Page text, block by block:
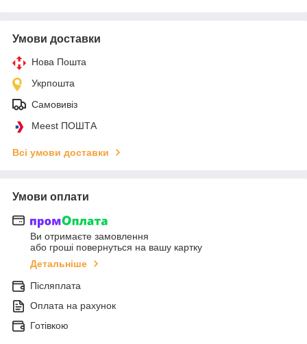
Умови доставки
Нова Пошта
Укрпошта
Самовивіз
Meest ПОШТА
Всі умови доставки
Умови оплати
Ви отримаєте замовлення
або гроші повернуться на вашу картку
Детальніше
Післяплата
Оплата на рахунок
Готівкою